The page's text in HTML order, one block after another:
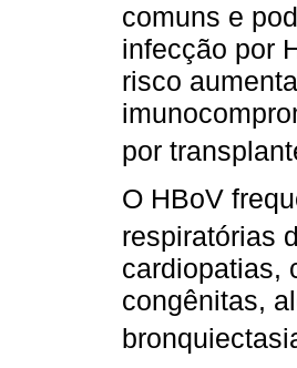
comuns e
infecção por
risco
por
O HBoV
respiratórias
cardiopatias,
congênitas,